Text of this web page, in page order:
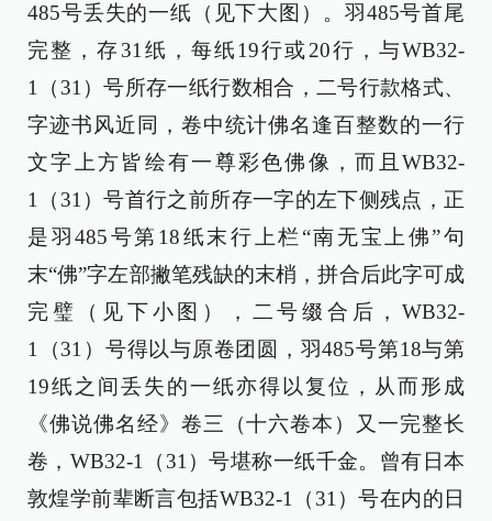
485号丢失的一纸（见下大图）。羽485号首尾
完整，存31纸，每纸19行或20行，与WB32-
1（31）号所存一纸行数相合，二号行款格式、
字迹书风近同，卷中统计佛名逢百整数的一行
文字上方皆绘有一尊彩色佛像，而且WB32-
1（31）号首行之前所存一字的左下侧残点，正
是羽485号第18纸末行上栏“南无宝上佛”句
末“佛”字左部撇笔残缺的末梢，拼合后此字可成
完璧（见下小图），二号缀合后，WB32-
1（31）号得以与原卷团圆，羽485号第18与第
19纸之间丢失的一纸亦得以复位，从而形成
《佛说佛名经》卷三（十六卷本）又一完整长
卷，WB32-1（31）号堪称一纸千金。曾有日本
敦煌学前辈断言包括WB32-1（31）号在内的日